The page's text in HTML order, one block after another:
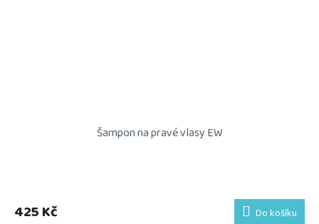
Šampon na pravé vlasy EW
425 Kč Do košíku